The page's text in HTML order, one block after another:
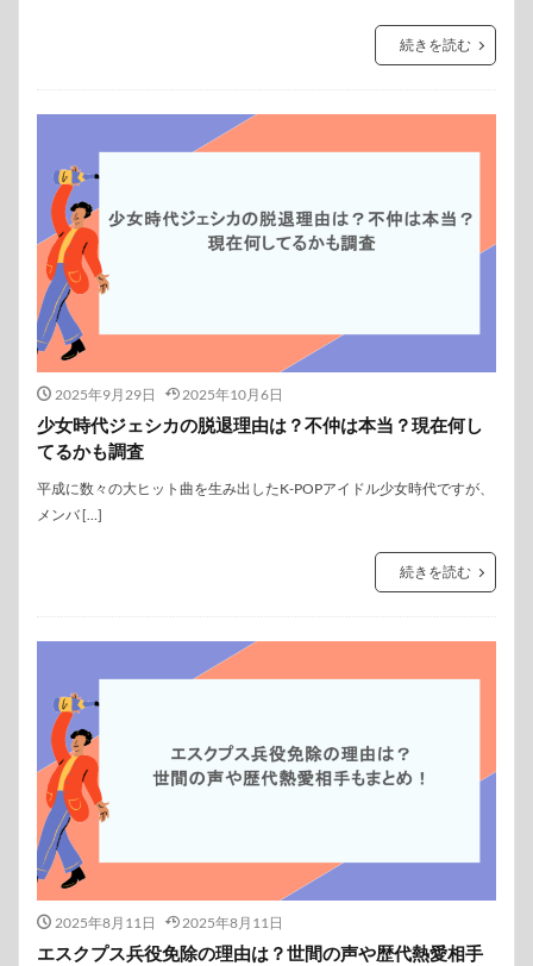
続きを読む
2025年9月29日 2025年10月6日
少女時代ジェシカの脱退理由は？不仲は本当？現在何し
てるかも調査
平成に数々の大ヒット曲を生み出したK-POPアイドル少女時代ですが、
メンバ […]
続きを読む
2025年8月11日 2025年8月11日
エスクプス兵役免除の理由は？世間の声や歴代熱愛相手